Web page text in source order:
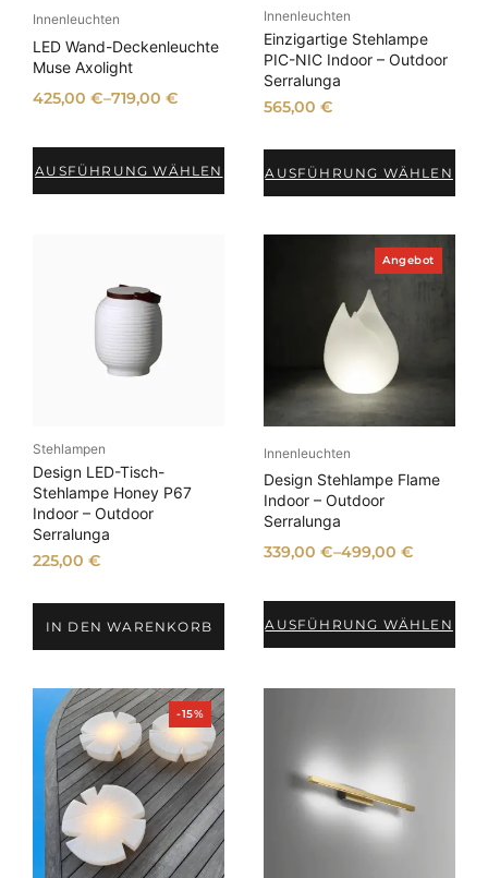
s
o
r
b
Innenleuchten
LED Wand-Deckenleuchte
Muse Axolight
425,00€–719,00€
AUSFÜHRUNG WÄHLEN
Innenleuchten
Einzigartige Stehlampe
PIC-NIC Indoor – Outdoor
Serralunga
565,00 €
AUSFÜHRUNG WÄHLEN
Stehlampen
Design LED-Tisch-
Stehlampe Honey P67
Indoor – Outdoor
Serralunga
225,00€
IN DEN WARENKORB
AngebotP
r
o
b
Innenleuchten
Design Stehlampe Flame
Indoor – Outdoor
Serralunga
339,00 €–499,00 €
AUSFÜHRUNG WÄHLEN
-15%P
r
o
d
u
k
i
m
A